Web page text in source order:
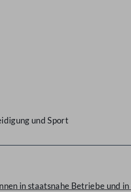
und Sport
in staatsnahe Betriebe und